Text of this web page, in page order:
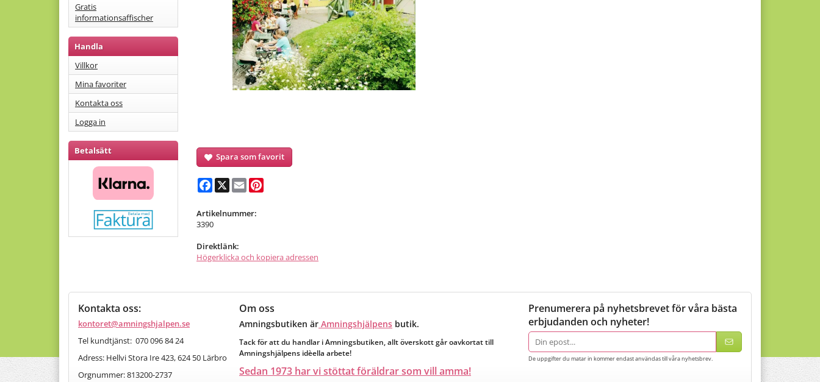
Gratis
informationsaffischer
Handla
Villkor
Mina favoriter
Kontakta oss
Logga in
Betalsätt
Spara som favorit
Facebook
X Email
Artikelnummer:
3390
Direktlänk:
Högerklicka och kopiera adressen
Kontakta oss:
kontoret@amningshjalpen.se
Tel kundtjänst: 070 096 84 24
Adress: Hellvi Stora Ire 423, 624 50 Lärbro
Orgnummer:813200-2737
Om oss
Amningsbutiken är Amningshjälpens butik.
Tack för att du handlar i Amningsbutiken, allt överskott går oavkortat till
Amningshjälpens idèella arbete!
Sedan 1973 har vi stöttat föräldrar som vill amma!
Prenumerera på nyhetsbrevet för våra bästa
erbjudanden och nyheter!
E-
postadress
De uppgifter du matar in kommer endast användas till våra nyhetsbrev.